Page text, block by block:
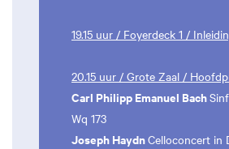
19.15 uur / Foyerdeck 1 /
20.15 uur / Grote Zaal /
Carl Philipp Emanuel Bach
Wq 173
Joseph HaydnCelloconcert in